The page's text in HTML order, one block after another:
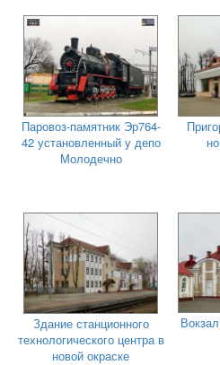
Паровоз-памятник Эр764-
42 установленный у депо
Молодечно
Здание станционного
технологического центра в
новой окраске